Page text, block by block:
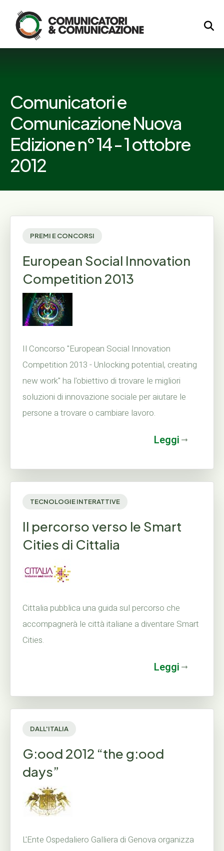
Logo
Comunicatori e
Comunicazione Nuova
Edizione n° 14 - 1 ottobre
2012
PREMI E CONCORSI
European Social Innovation
Competition 2013
Il Concorso "European Social Innovation
Competition 2013 - Unlocking potential, creating
new work" ha l'obiettivo di trovare le migliori
soluzioni di innovazione sociale per aiutare le
persone a trovare o cambiare lavoro.
Leggi
TECNOLOGIE INTERATTIVE
Il percorso verso le Smart
Cities di Cittalia
Cittalia pubblica una guida sul percorso che
accompagnerà le città italiane a diventare Smart
Cities.
Leggi
DALL'ITALIA
G:ood 2012 “the g:ood
days”
L'Ente Ospedaliero Galliera di Genova organizza